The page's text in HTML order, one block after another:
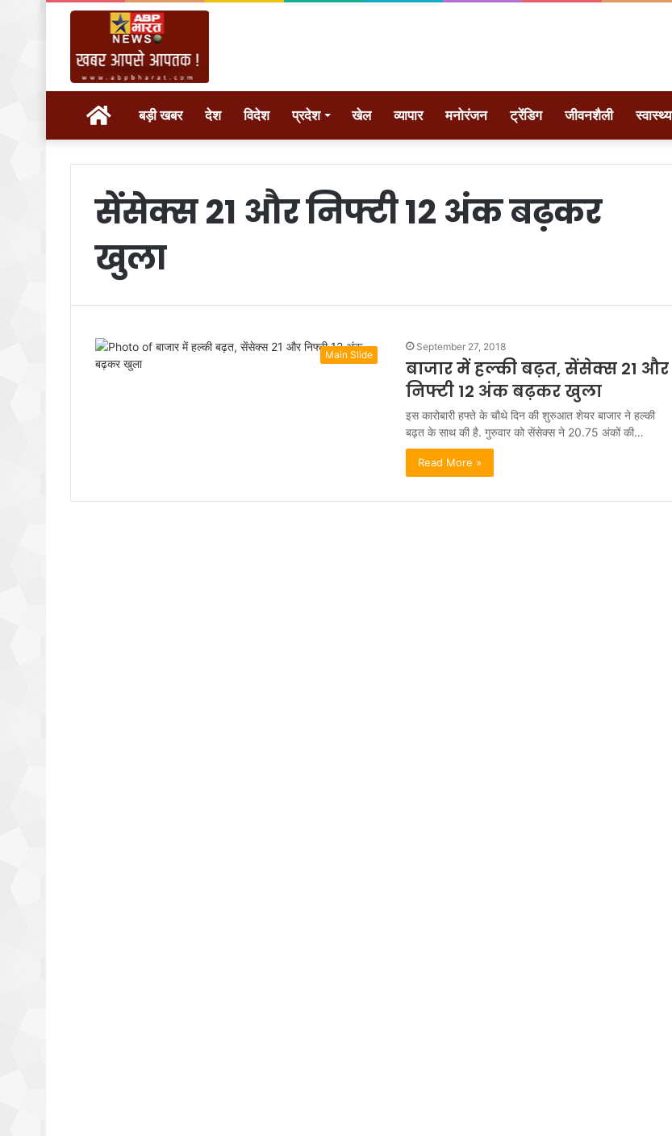
होम बड़ी खबर देश विदेश प्रदेश खेल व्यापार मनोरंजन ट्रेंडिग जीवनशैली स्वास्थ्य
सेंसेक्स 21 और निफ्टी 12 अंक बढ़कर
खुला
Main Slide
September 27, 2018
बाजार में हल्की बढ़त, सेंसेक्स 21 और
निफ्टी 12 अंक बढ़कर खुला
इस कारोबारी हफ्ते के चौथे दिन की शुरुआत शेयर बाजार ने हल्की
बढ़त के साथ की है. गुरुवार को सेंसेक्स ने 20.75 अंकों की…
Read More »